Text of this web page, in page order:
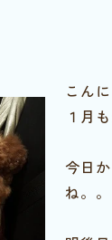
こん
１月
今日
ね。。